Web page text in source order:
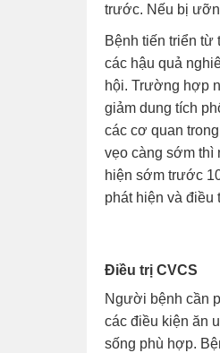
trước. Nếu bị
Bệnh tiến triển từ
các hậu quả
hội. Trường hợp
giảm dung tích
các cơ quan
vẹo càng sớm thì
hiện sớm trước
phát hiện và điều
Điều trị CVCS
Người bệnh cần
các điều kiện ăn
sống phù hợp.